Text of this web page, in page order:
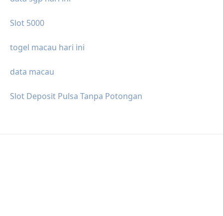
Slot 5000
togel macau hari ini
data macau
Slot Deposit Pulsa Tanpa Potongan